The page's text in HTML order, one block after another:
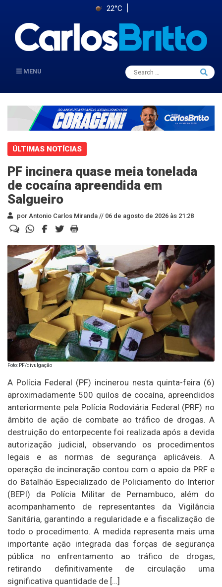
22°C
MENU
Search
for:
Search
ÚLTIMAS NOTÍCIAS
PF incinera quase meia tonelada
de cocaína apreendida em
Salgueiro
por Antonio Carlos Miranda // 06 de agosto de 2026 às 21:28
Foto: PF/divulgação
A Polícia Federal (PF) incinerou nesta quinta-feira (6)
aproximadamente 500 quilos de cocaína, apreendidos
anteriormente pela Polícia Rodoviária Federal (PRF) no
âmbito de ação de combate ao tráfico de drogas. A
destruição do entorpecente foi realizada após a devida
autorização judicial, observando os procedimentos
legais e as normas de segurança aplicáveis. A
operação de incineração contou com o apoio da PRF e
do Batalhão Especializado de Policiamento do Interior
(BEPI) da Polícia Militar de Pernambuco, além do
acompanhamento de representantes da Vigilância
Sanitária, garantindo a regularidade e a fiscalização de
todo o procedimento. A medida representa mais uma
importante ação integrada das forças de segurança
pública no enfrentamento ao tráfico de drogas,
retirando definitivamente de circulação uma
significativa quantidade de […]